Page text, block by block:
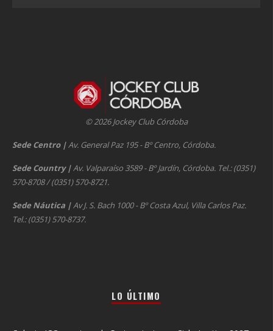
© 2026 Jockey Club Córdoba
Sede Centro |Av. General Paz 195 - Bº Centro, Córdoba.
Sede Country |Av. Valparaíso 3589 - Bº Jardín, Córdoba. Tel.: (0351)
570-8708 / (0351) 570-8721.
Sede Náutica |Av J. S. Bach 1000 - Bº Costa Azul, Villa Carlos Paz.
Tel.: (0351) 570-8737.
LO ÚLTIMO